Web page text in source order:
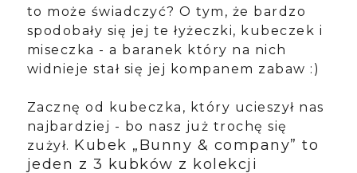
to może świadczyć? O tym, że bardzo
spodobały się jej te łyżeczki, kubeczek i
miseczka - a baranek który na nich
widnieje stał się jej kompanem zabaw :)
Zacznę od kubeczka, który ucieszył nas
najbardziej - bo nasz już trochę się
zużył. Kubek „Bunny & company” to
jeden z 3 kubków z kolekcji